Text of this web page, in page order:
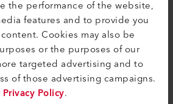
the performance of the website,
features and to provide you
Cookies may also be
or the purposes of our
targeted advertising and to
of those advertising campaigns.
Privacy Policy.